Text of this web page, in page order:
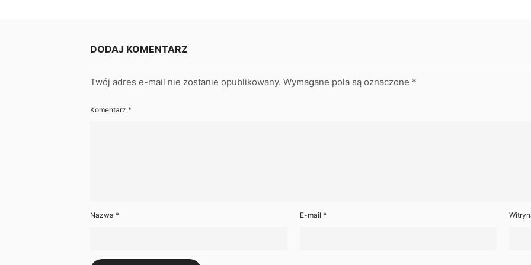
DODAJ KOMENTARZ
Twój adres e-mail nie zostanie opublikowany. Wymagane pola są oznaczone *
Komentarz *
Nazwa * E-mail *